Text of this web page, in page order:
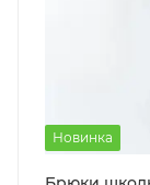
Новинка